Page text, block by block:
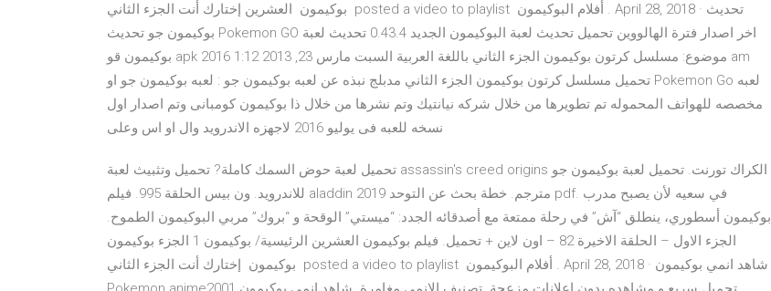
العشرين إختارك أنت الجزء الثاني ‎ بوكيمون ‎ posted a video to playlist ‎ ‎أفلام البوكيمون‎ ‎. April 28, 2018 · تحديث
بوكيمون جو تحديث Pokemon GO اخر اصدار فترة الهالووين تحميل تحديث لعبة البوكيمون الجديد 0.43.4 تحديث لعبة
بوكيمون قو apk 2016 موضوع: مسلسل كرتون بوكيمون الجزء الثاني باللغة العربية السبت مارس 23, 2013 1:12 am
تحميل مسلسل كرتون بوكيمون الجزء الثاني مدبلج نبذه عن لعبه بوكيمون جو : لعبه بوكيمون جو او Pokemon Go لعبه
مخصصه للهواتف المحموله تم تطويرها من خلال شركه نيانتيك وتم نشرها من خلال ذا بوكيمون كومبانى وتم اصدار اول
نسخه للعبه فى يوليو 2016 لاجهزه الاندرويد وال او اس وعلى
تحميل لعبة حوض السمك كاملة? تحميل وتثبيث لعبة assassin's creed origins الكراك تورنت. تحميل لعبة بوكيمون جو
للاندرويد. ون بيس الحلقة 995. فيلم aladdin 2019 مترجم. خطة بحث عن التوحد pdf. في سعيه لأن يصبح مدرب
بوكيمون أسطوري، ينطلق “آش” في رحلة ممتعة مع أصدقائه الجدد: “ميستي” الوقحة و “بروك” مربي البوكيمون الطموح.
الرئيسية/ بوكيمون 1 الجزء بوكيمون‎ الجزء الاول – الحلقة الاخيرة 82 – اون لاين + تحميل. فيلم بوكيمون العشرين
إختارك أنت الجزء الثاني ‎ بوكيمون ‎ posted a video to playlist ‎ ‎أفلام البوكيمون‎ ‎. April 28, 2018 · شاهد انمي بوكيمون